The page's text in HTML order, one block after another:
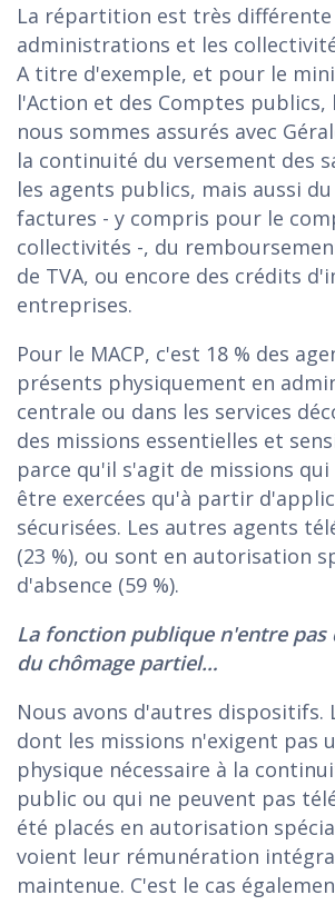
La répartition est très différente
administrations et les
A titre d'exemple, et pour le
l'Action et des Comptes publics,
nous sommes assurés avec
la continuité du versement des
les agents publics, mais aussi
factures - y compris pour le
collectivités -, du
de TVA, ou encore des crédits
entreprises.
Pour le MACP, c'est 18 % des
présents physiquement en
centrale ou dans les services
des missions essentielles et
parce qu'il s'agit de missions
être exercées qu'à partir
sécurisées. Les autres agents
(23 %), ou sont en autorisation
d'absence (59 %).
La fonction publique n'entre pas
du chômage partiel…
Nous avons d'autres dispositifs.
dont les missions n'exigent pas
physique nécessaire à la
public ou qui ne peuvent pas
été placés en autorisation
voient leur rémunération
maintenue. C'est le cas